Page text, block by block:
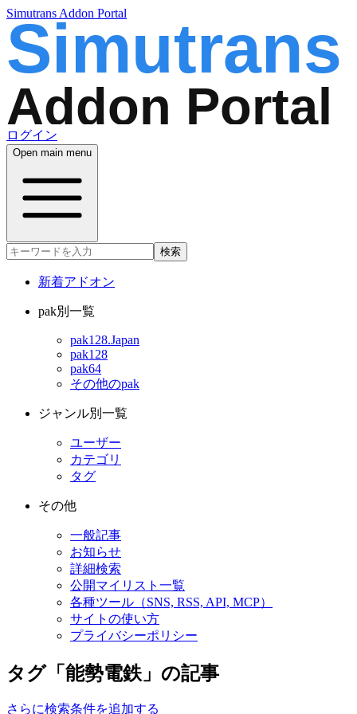
Simutrans Addon Portal
ログイン
Open main menu
検索
新着アドオン
pak別一覧
pak128.Japan
pak128
pak64
その他のpak
ジャンル別一覧
ユーザー
カテゴリ
タグ
その他
一般記事
お知らせ
詳細検索
公開マイリスト一覧
各種ツール（SNS, RSS, API, MCP）
サイトの使い方
プライバシーポリシー
タグ「能勢電鉄」の記事
さらに検索条件を追加する